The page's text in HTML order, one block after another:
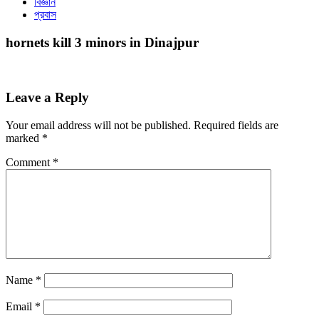
প্রবাস
hornets kill 3 minors in Dinajpur
Leave a Reply
Your email address will not be published. Required fields are
marked *
Comment *
Name *
Email *